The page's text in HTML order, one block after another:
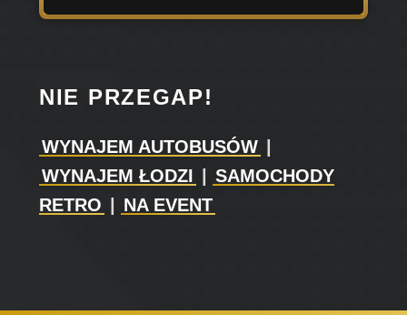
NIE PRZEGAP!
WYNAJEM AUTOBUSÓW
WYNAJEM ŁODZI
SAMOCHODY
RETRO
NA EVENT